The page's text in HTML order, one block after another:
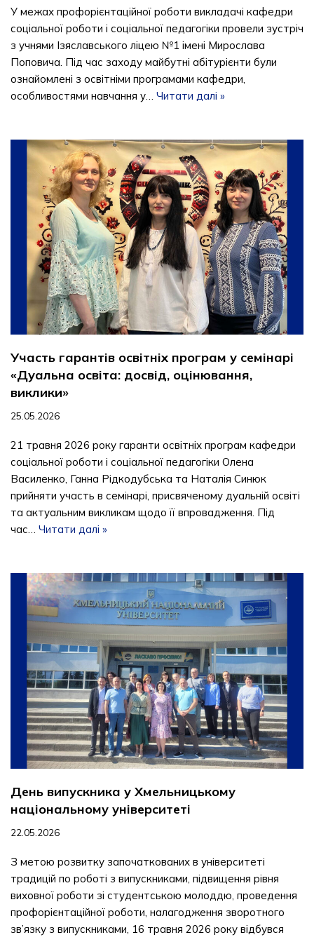
У межах профорієнтаційної роботи викладачі кафедри
соціальної роботи і соціальної педагогіки провели зустріч
з учнями Ізяславського ліцею №1 імені Мирослава
Поповича. Під час заходу майбутні абітурієнти були
ознайомлені з освітніми програмами кафедри,
особливостями навчання у… Читати далі »
Участь гарантів освітніх програм у семінарі
«Дуальна освіта: досвід, оцінювання,
виклики»
25.05.2026
21 травня 2026 року гаранти освітніх програм кафедри
соціальної роботи і соціальної педагогіки Олена
Василенко, Ганна Рідкодубська та Наталія Синюк
прийняти участь в семінарі, присвяченому дуальній освіті
та актуальним викликам щодо її впровадження. Під
час… Читати далі »
День випускника у Хмельницькому
національному університеті
22.05.2026
З метою розвитку започаткованих в університеті
традицій по роботі з випускниками, підвищення рівня
виховної роботи зі студентською молоддю, проведення
профорієнтаційної роботи, налагодження зворотного
зв’язку з випускниками, 16 травня 2026 року відбувся